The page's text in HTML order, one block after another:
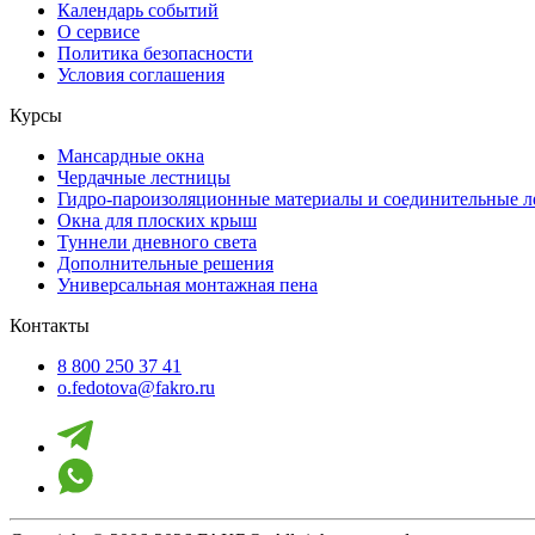
Календарь событий
О сервисе
Политика безопасности
Условия соглашения
Курсы
Мансардные окна
Чердачные лестницы
Гидро-пароизоляционные материалы и соединительные
Окна для плоских крыш
Туннели дневного света
Дополнительные решения
Универсальная монтажная пена
Контакты
8 800 250 37 41
o.fedotova@fakro.ru